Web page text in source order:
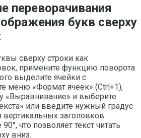
переворачивания
букв сверху
сверху строки как
примените функцию поворота
выделите ячейки с
меню «Формат ячеек» (Ctrl+1),
«Выравнивание» и выберите
или введите нужный градус
заголовков
что позволяет текст читать
вниз.